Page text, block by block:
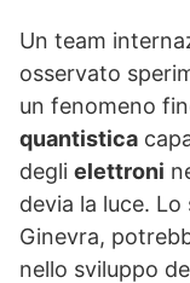
Un team
osservato
un fenomeno
quantistica
degli elettroni
devia la luce.
Ginevra,
nello sviluppo